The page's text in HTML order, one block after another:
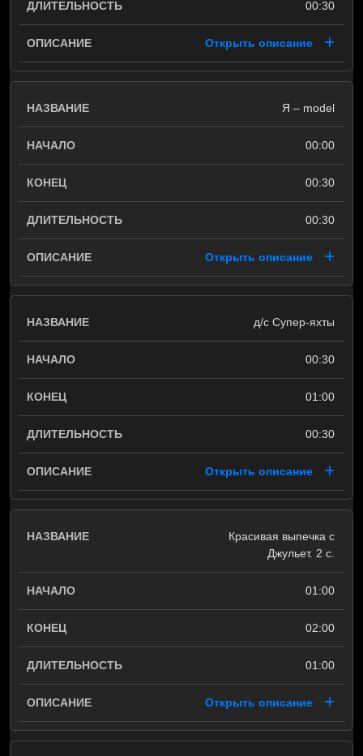
00:30
Открыть описание
Я – model
00:00
00:30
00:30
Открыть описание
д/с Супер-яхты
00:30
01:00
00:30
Открыть описание
Красивая выпечка с
Джульет. 2 с.
01:00
02:00
01:00
Открыть описание